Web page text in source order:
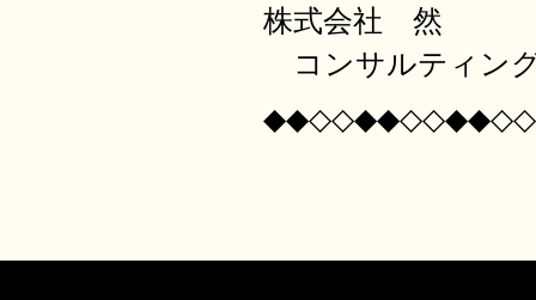
株式会社 然
コンサルティン